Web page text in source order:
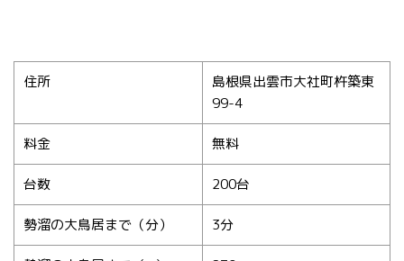
住所
島根県出雲市大社町杵築東
99-4
料金 無料
台数 200台
勢溜の大鳥居まで（分） 3分